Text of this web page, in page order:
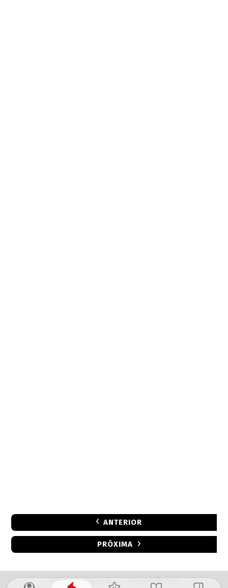
ANTERIOR
PRÓXIMA
Sobre | Anuncie | Termos de Uso